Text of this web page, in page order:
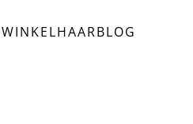
WINKELHAARBLOG